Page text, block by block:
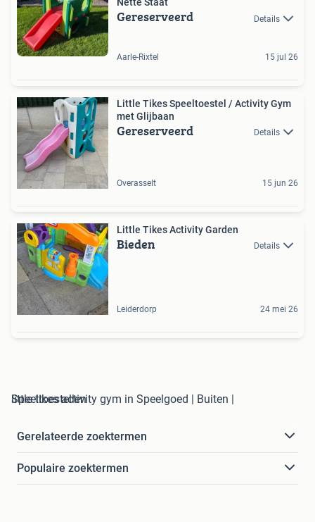
Nette Staat
Gereserveerd Details
Aarle-Rixtel 15 jul 26
Little Tikes Speeltoestel / Activity Gym
met Glijbaan
Gereserveerd Details
Overasselt 15 jun 26
Little Tikes Activity Garden
Bieden Details
Leiderdorp 24 mei 26
little tikes activity gym in Speelgoed | Buiten | Speeltoestellen
Gerelateerde zoektermen
Populaire zoektermen